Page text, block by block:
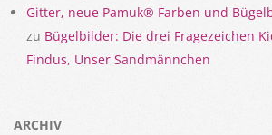
Gitter, neue Pamuk® Farben und
zu Bügelbilder: Die drei Fragezeichen
Findus, Unser Sandmännchen
ARCHIV